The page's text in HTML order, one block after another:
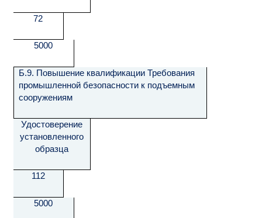
72
5000
Б.9. Повышение квалификации Требования
промышленной безопасности к подъемным
сооружениям
Удостоверение
установленного
образца
112
5000